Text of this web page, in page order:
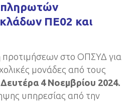
ΠΕ02 και
στο ΟΠΣΥΔ για
μονάδες από τους
Δευτέρα 4 Νοεμβρίου 2024.
υπηρεσίας από την